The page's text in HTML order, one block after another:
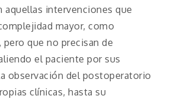
aquellas intervenciones que
mayor, como
pero que no precisan de
el paciente por sus
observación del postoperatorio
clínicas, hasta su